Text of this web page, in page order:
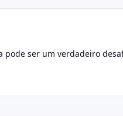
ser um verdadeiro